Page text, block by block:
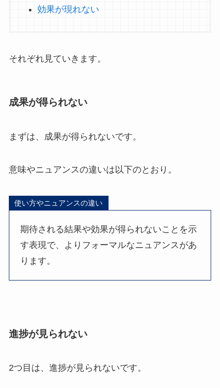
効果が現れない
それぞれ見ていきます。
成果が得られない
まずは、成果が得られないです。
意味やニュアンスの違いは以下のとおり。
使い方やニュアンスの違い
期待される結果や効果が得られないことを示
す表現で、よりフォーマルなニュアンスがあ
ります。
進捗が見られない
2つ目は、進捗が見られないです。